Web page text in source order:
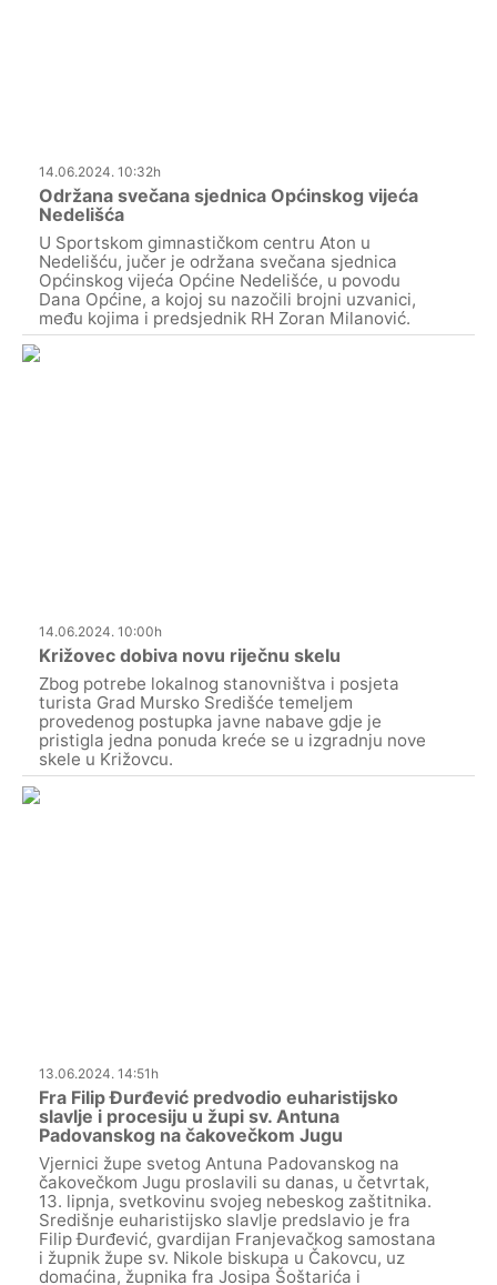
14.06.2024. 10:32h
Održana svečana sjednica Općinskog vijeća
Nedelišća
U Sportskom gimnastičkom centru Aton u
Nedelišću, jučer je održana svečana sjednica
Općinskog vijeća Općine Nedelišće, u povodu
Dana Općine, a kojoj su nazočili brojni uzvanici,
među kojima i predsjednik RH Zoran Milanović.
14.06.2024. 10:00h
Križovec dobiva novu riječnu skelu
Zbog potrebe lokalnog stanovništva i posjeta
turista Grad Mursko Središće temeljem
provedenog postupka javne nabave gdje je
pristigla jedna ponuda kreće se u izgradnju nove
skele u Križovcu.
13.06.2024. 14:51h
Fra Filip Đurđević predvodio euharistijsko
slavlje i procesiju u župi sv. Antuna
Padovanskog na čakovečkom Jugu
Vjernici župe svetog Antuna Padovanskog na
čakovečkom Jugu proslavili su danas, u četvrtak,
13. lipnja, svetkovinu svojeg nebeskog zaštitnika.
Središnje euharistijsko slavlje predslavio je fra
Filip Đurđević, gvardijan Franjevačkog samostana
i župnik župe sv. Nikole biskupa u Čakovcu, uz
domaćina, župnika fra Josipa Šoštarića i